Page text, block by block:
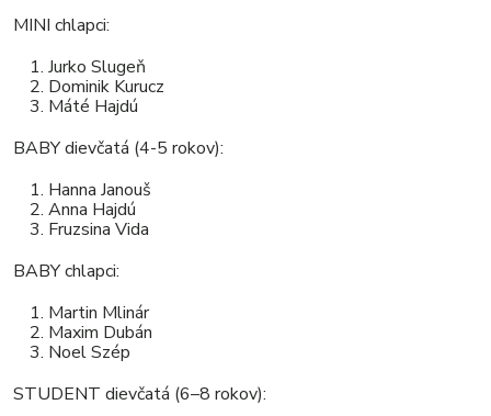
MINI chlapci:
Jurko Slugeň
Dominik Kurucz
Máté Hajdú
BABY dievčatá (4-5 rokov):
Hanna Janouš
Anna Hajdú
Fruzsina Vida
BABY chlapci:
Martin Mlinár
Maxim Dubán
Noel Szép
STUDENT dievčatá (6–8 rokov):